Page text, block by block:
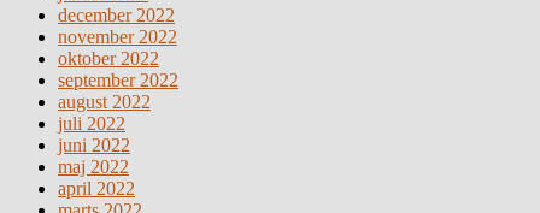
december 2022
november 2022
oktober 2022
september 2022
august 2022
juli 2022
juni 2022
maj 2022
april 2022